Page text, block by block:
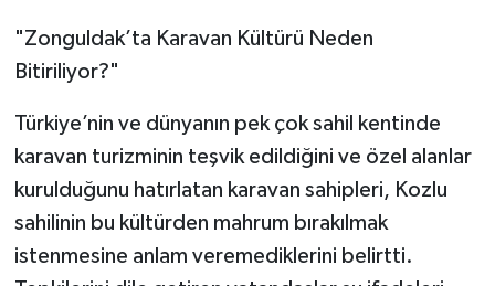
"Zonguldak’ta Karavan Kültürü Neden
Bitiriliyor?"
Türkiye’nin ve dünyanın pek çok sahil kentinde
karavan turizminin teşvik edildiğini ve özel alanlar
kurulduğunu hatırlatan karavan sahipleri, Kozlu
sahilinin bu kültürden mahrum bırakılmak
istenmesine anlam veremediklerini belirtti.